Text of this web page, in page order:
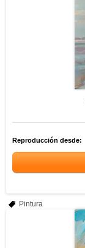
Reproducción desde:
Pintura